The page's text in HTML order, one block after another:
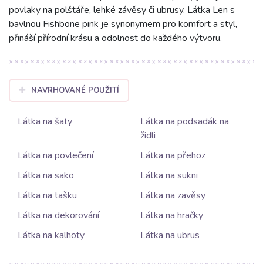
povlaky na polštáře, lehké závěsy či ubrusy. Látka Len s
bavlnou Fishbone pink je synonymem pro komfort a styl,
přináší přírodní krásu a odolnost do každého výtvoru.
NAVRHOVANÉ POUŽITÍ
Látka na šaty
Látka na podsadák na
židli
Látka na povlečení
Látka na přehoz
Látka na sako
Látka na sukni
Látka na tašku
Látka na zavěsy
Látka na dekorování
Látka na hračky
Látka na kalhoty
Látka na ubrus